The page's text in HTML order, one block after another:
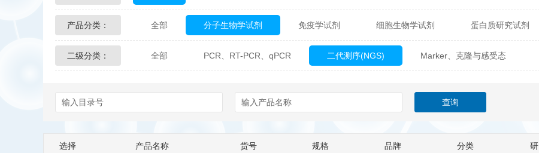
Glycon Biochem Sterlitech 热销产品 辰辉创聚生物® (Nebulabio)
Echelon Biosciences Verichem Laboratories Vicbio Biotech Click Chemistry
Biotez Berlin Diametra ChemPep Eagle Biosciences
产品分类： 全部 分子生物学试剂 免疫学试剂 细胞生物学试剂 蛋白质研究试剂
化学及生物化学试剂 材料学试剂 仪器及设备 耗材及常用物品 其他
二级分类： 全部 PCR、RT-PCR、qPCR 二代测序(NGS) Marker、克隆与感受态
选择 产品名称 货号 规格 品牌 分类